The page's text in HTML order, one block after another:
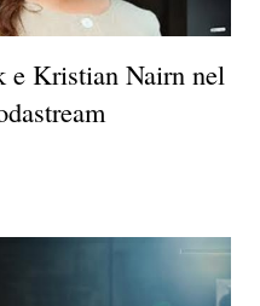
Kristian Nairn nel